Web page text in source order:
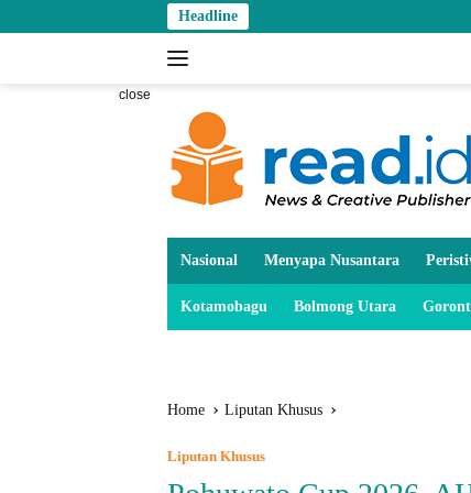
to
Headline
close
Nasional Menyapa Nusantara
Kotamobagu Bolmong Utara
Home Liputan Khusus
Liputan Khusus